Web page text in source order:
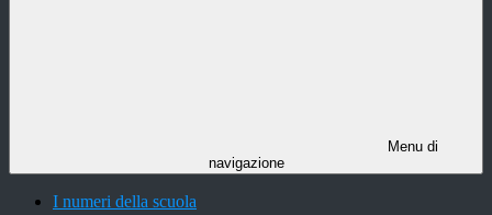
Menu di
navigazione
I numeri della scuola